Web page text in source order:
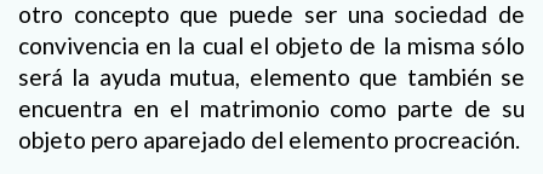
otro concepto que puede ser una sociedad de
convivencia en la cual el objeto de la misma sólo
será la ayuda mutua, elemento que también se
encuentra en el matrimonio como parte de su
objeto pero aparejado del elemento procreación.